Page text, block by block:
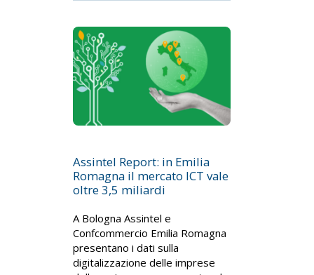
Assintel Report: in Emilia
Romagna il mercato ICT vale
oltre 3,5 miliardi
A Bologna Assintel e
Confcommercio Emilia Romagna
presentano i dati sulla
digitalizzazione delle imprese